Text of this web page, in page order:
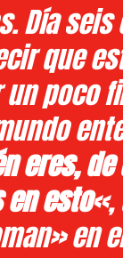
Día
que
poco
eres,
esto«,
en